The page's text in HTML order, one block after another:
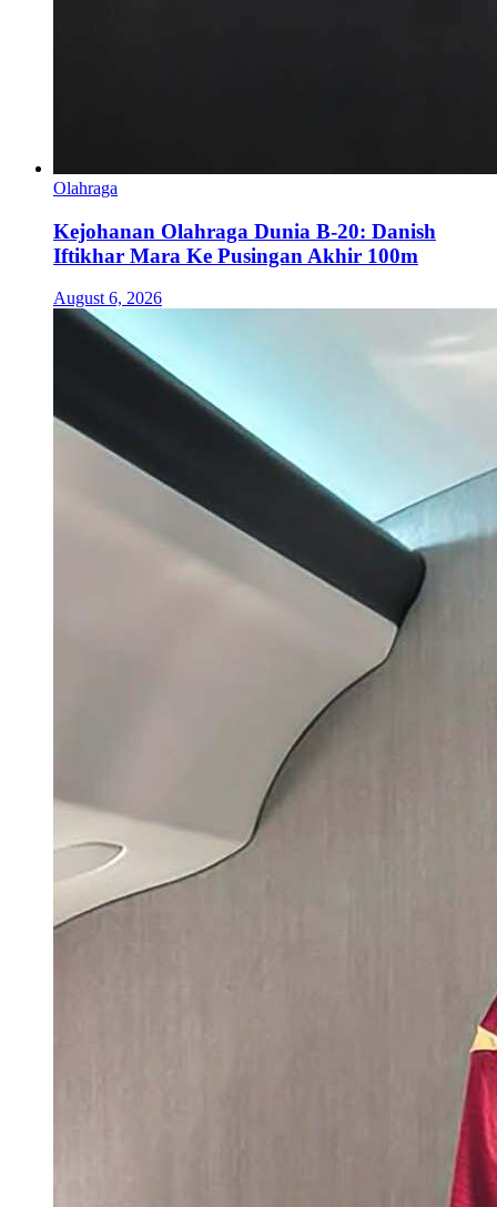
Olahraga
Kejohanan Olahraga Dunia B-20: Danish
Iftikhar Mara Ke Pusingan Akhir 100m
August 6, 2026